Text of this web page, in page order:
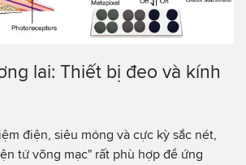
lai: Thiết bị đeo và kính
điện, siêu mỏng và cực kỳ sắc nét,
tử võng mạc" rất phù hợp để ứng